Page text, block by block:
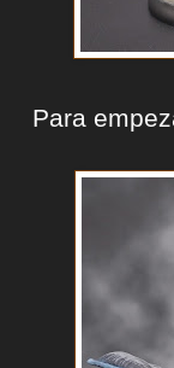
Para